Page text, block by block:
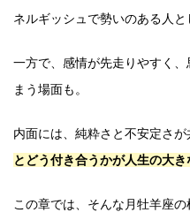
ネルギッシュで勢いのある人と
一方で、感情が先走りやすく
まう場面も。
内面には、純粋さと不安定さが
とどう付き合うかが人生の大
この章では、そんな月牡羊座